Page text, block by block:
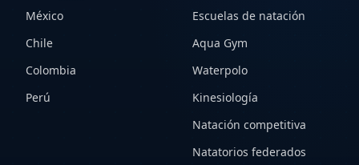
México
Chile
Colombia
Perú
Escuelas de natación
Aqua Gym
Waterpolo
Kinesiología
Natación competitiva
Natatorios federados